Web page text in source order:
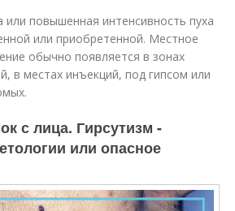
или повышенная интенсивность пуха
или приобретенной. Местное
обычно появляется в зонах
в местах инъекций, под гипсом или
с лица. Гирсутизм -
или опасное